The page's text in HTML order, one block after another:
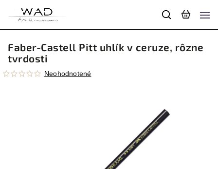
Faber-Castell Pitt uhlík v ceruze, rôzne
tvrdosti
Neohodnotené